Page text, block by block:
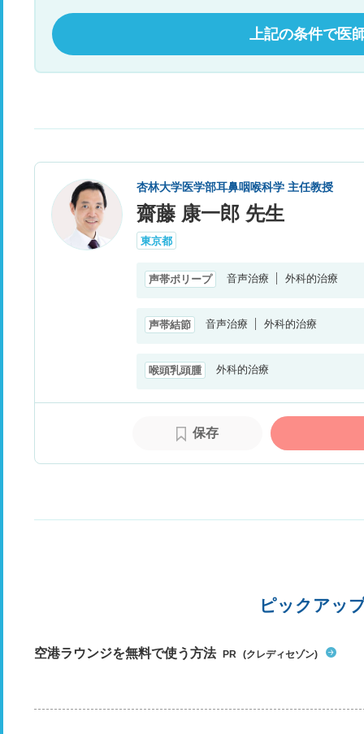
上記の条件で医
杏林大学医学部耳鼻咽喉科学 主任教授
齋藤 康一郎 先生
東京都
声帯ポリープ 音声治療 外科的治療
声帯結節 音声治療 外科的治療
喉頭乳頭腫 外科的治療
保存
ピックアッ
空港ラウンジを無料で使う方法 PR (クレディセゾン)